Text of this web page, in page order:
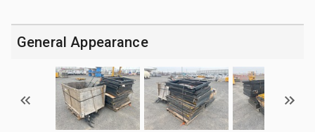
General Appearance